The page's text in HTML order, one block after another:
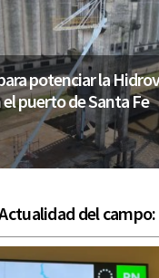
potenciar la
puerto de Santa Fe
del campo: